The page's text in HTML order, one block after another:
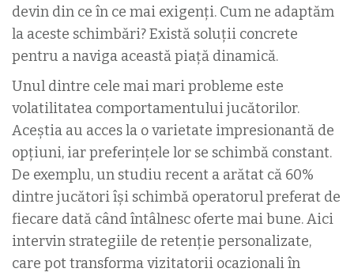
devin din ce în ce mai exigenți. Cum ne adaptăm
la aceste schimbări? Există soluții concrete
pentru a naviga această piață dinamică.
Unul dintre cele mai mari probleme este
volatilitatea comportamentului jucătorilor.
Aceștia au acces la o varietate impresionantă de
opțiuni, iar preferințele lor se schimbă constant.
De exemplu, un studiu recent a arătat că 60%
dintre jucători își schimbă operatorul preferat de
fiecare dată când întâlnesc oferte mai bune. Aici
intervin strategiile de retenție personalizate,
care pot transforma vizitatorii ocazionali în